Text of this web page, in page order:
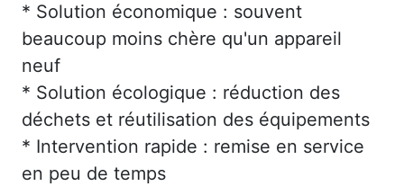
* Solution économique : souvent
beaucoup moins chère qu'un appareil
neuf
* Solution écologique : réduction des
déchets et réutilisation des équipements
* Intervention rapide : remise en service
en peu de temps